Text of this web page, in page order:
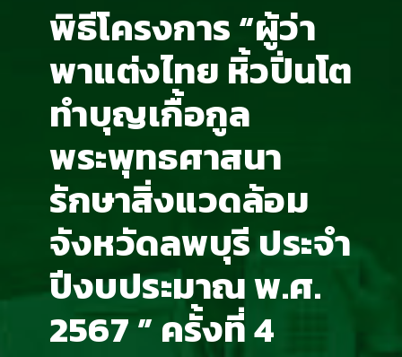
พิธีโครงการ “ผู้ว่า
พาแต่งไทย หิ้วปิ่นโต
ทำบุญเกื้อกูล
พระพุทธศาสนา
รักษาสิ่งแวดล้อม
จังหวัดลพบุรี ประจำ
ปีงบประมาณ พ.ศ.
2567 ” ครั้งที่ 4